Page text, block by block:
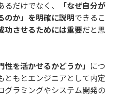
だけでなく、
「なぜ自分が
のか」を明確に説明できるこ
功させるためには重要だと思
性を活かせるかどうか」 につ
ともとエンジニアとして内定
グラミングやシステム開発の